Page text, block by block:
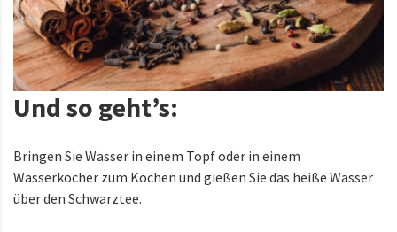
Und so geht’s:
Bringen Sie Wasser in einem Topf oder in einem
Wasserkocher zum Kochen und gießen Sie das heiße Wasser
über den Schwarztee.